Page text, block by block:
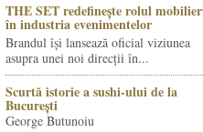
THE SET redefinește rolul
în industria evenimentelor
Brandul își lansează oficial viziunea
asupra unei noi direcții în...
Scurtă istorie a sushi-ului de la
București
George Butunoiu